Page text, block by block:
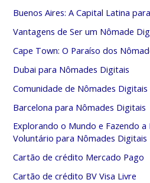
Buenos Aires: A Capital Latina
Vantagens de Ser um Nômade
Cape Town: O Paraíso dos
Dubai para Nômades Digitais
Comunidade de Nômades Digitais
Barcelona para Nômades Digitais
Explorando o Mundo e Fazendo
Voluntário para Nômades Digitais
Cartão de crédito Mercado Pago
Cartão de crédito BV Visa Livre